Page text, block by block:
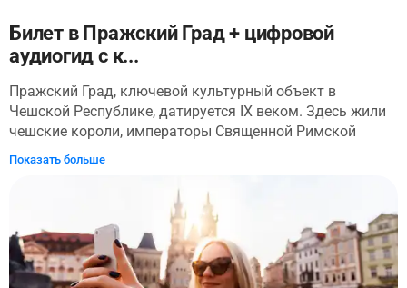
Билет в Пражский Град + цифровой
аудиогид с к...
Пражский Град, ключевой культурный объект в
Чешской Республике, датируется IX веком. Здесь жили
чешские короли, императоры Священной Римской
империи и президенты Чехии. Начните свой визит с
Они кратко ознакомят вас с английским языком и
подробно расскажут о вашем билете и навигации по
комплексу Castle. Вы также получите схему комплекса.
Онлайн-аудиогид освещает наиболее важные части
каждого раздела. Следуйте по рекомендованному
Показать больше